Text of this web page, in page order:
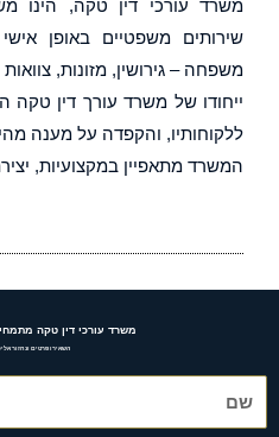
משרד עורכי דין טקה, הינו
שירותים משפטיים באופן אישי
משפחה – גירושין, מזונות, צוואות
ייחודו של משרד עורך דין טקה
ללקוחותיו, והקפדה על מענה
המשרד מתאפיין במקצועיות,
משרד עורכי דין טקה
השאירו פרטים ונחזור